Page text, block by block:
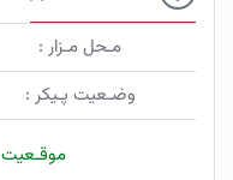
مـحل مـزار :
وضـعیت پـیکر :
موقـعیت